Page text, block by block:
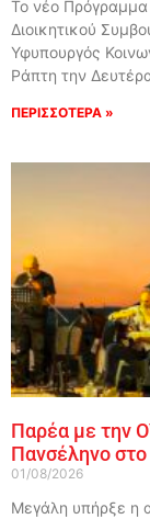
Το νέο Πρόγραμμα
Διοικητικού
Υφυπουργός
Ράπτη την
ΠΕΡΙΣΣΟΤΕΡΑ »
Παρέα με την
Πανσέληνο
01/08/2026
Μεγάλη υπήρξε η